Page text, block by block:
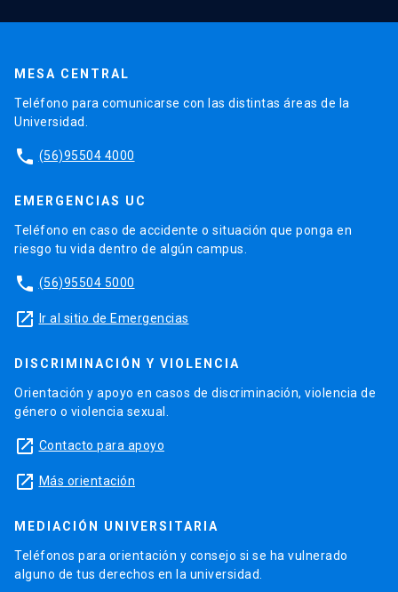
MESA CENTRAL
Teléfono para comunicarse con las distintas áreas de la
Universidad.
phone (56)95504 4000
EMERGENCIAS UC
Teléfono en caso de accidente o situación que ponga en
riesgo tu vida dentro de algún campus.
phone (56)95504 5000
launch Ir al sitio de Emergencias
DISCRIMINACIÓN Y VIOLENCIA
Orientación y apoyo en casos de discriminación, violencia de
género o violencia sexual.
launch Contacto para apoyo
launch Más orientación
MEDIACIÓN UNIVERSITARIA
Teléfonos para orientación y consejo si se ha vulnerado
alguno de tus derechos en la universidad.